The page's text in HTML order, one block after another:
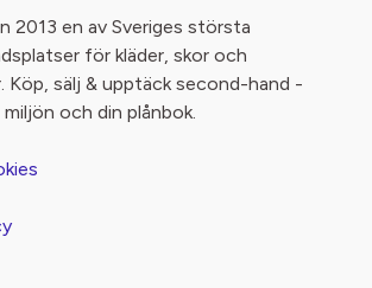
2013 en av Sveriges största
för kläder, skor och
Köp, sälj & upptäck second-hand -
och din plånbok.